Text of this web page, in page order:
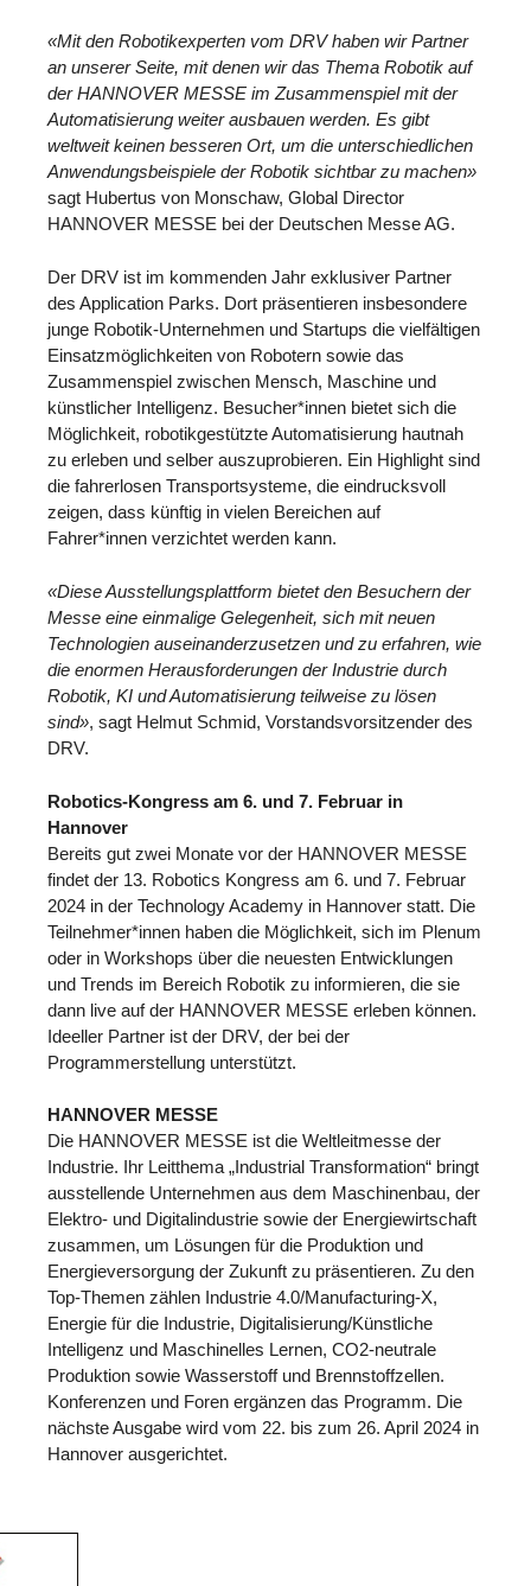
«Mit den Robotikexperten vom DRV haben wir Partner
an unserer Seite, mit denen wir das Thema Robotik auf
der HANNOVER MESSE im Zusammenspiel mit der
Automatisierung weiter ausbauen werden. Es gibt
weltweit keinen besseren Ort, um die unterschiedlichen
Anwendungsbeispiele der Robotik sichtbar zu machen»
sagt Hubertus von Monschaw, Global Director
HANNOVER MESSE bei der Deutschen Messe AG.
Der DRV ist im kommenden Jahr exklusiver Partner
des Application Parks. Dort präsentieren insbesondere
junge Robotik-Unternehmen und Startups die vielfältigen
Einsatzmöglichkeiten von Robotern sowie das
Zusammenspiel zwischen Mensch, Maschine und
künstlicher Intelligenz. Besucher*innen bietet sich die
Möglichkeit, robotikgestützte Automatisierung hautnah
zu erleben und selber auszuprobieren. Ein Highlight sind
die fahrerlosen Transportsysteme, die eindrucksvoll
zeigen, dass künftig in vielen Bereichen auf
Fahrer*innen verzichtet werden kann.
«Diese Ausstellungsplattform bietet den Besuchern der
Messe eine einmalige Gelegenheit, sich mit neuen
Technologien auseinanderzusetzen und zu erfahren, wie
die enormen Herausforderungen der Industrie durch
Robotik, KI und Automatisierung teilweise zu lösen
sind», sagt Helmut Schmid, Vorstandsvorsitzender des
DRV.
Robotics-Kongress am 6. und 7. Februar in
Hannover
Bereits gut zwei Monate vor der HANNOVER MESSE
findet der 13. Robotics Kongress am 6. und 7. Februar
2024 in der Technology Academy in Hannover statt. Die
Teilnehmer*innen haben die Möglichkeit, sich im Plenum
oder in Workshops über die neuesten Entwicklungen
und Trends im Bereich Robotik zu informieren, die sie
dann live auf der HANNOVER MESSE erleben können.
Ideeller Partner ist der DRV, der bei der
Programmerstellung unterstützt.
HANNOVER MESSE
Die HANNOVER MESSE ist die Weltleitmesse der
Industrie. Ihr Leitthema „Industrial Transformation“ bringt
ausstellende Unternehmen aus dem Maschinenbau, der
Elektro- und Digitalindustrie sowie der Energiewirtschaft
zusammen, um Lösungen für die Produktion und
Energieversorgung der Zukunft zu präsentieren. Zu den
Top-Themen zählen Industrie 4.0/Manufacturing-X,
Energie für die Industrie, Digitalisierung/Künstliche
Intelligenz und Maschinelles Lernen, CO2-neutrale
Produktion sowie Wasserstoff und Brennstoffzellen.
Konferenzen und Foren ergänzen das Programm. Die
nächste Ausgabe wird vom 22. bis zum 26. April 2024 in
Hannover ausgerichtet.